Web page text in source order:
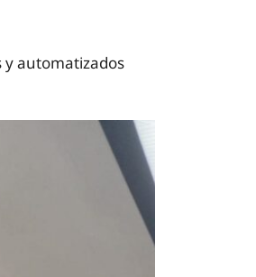
y automatizados